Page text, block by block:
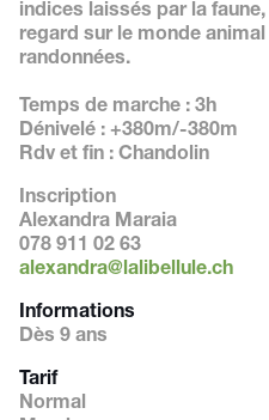
indices laissés par la
regard sur le monde
randonnées.
Temps de marche : 3h
Dénivelé : +380m/-380m
Rdv et fin : Chandolin
Inscription
Alexandra Maraia
078 911 02 63
alexandra@lalibellule.ch
Informations
Dès 9 ans
Tarif
Normal